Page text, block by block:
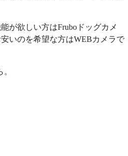
が欲しい方はFruboドッグカメ
いのを希望な方はWEBカメラで